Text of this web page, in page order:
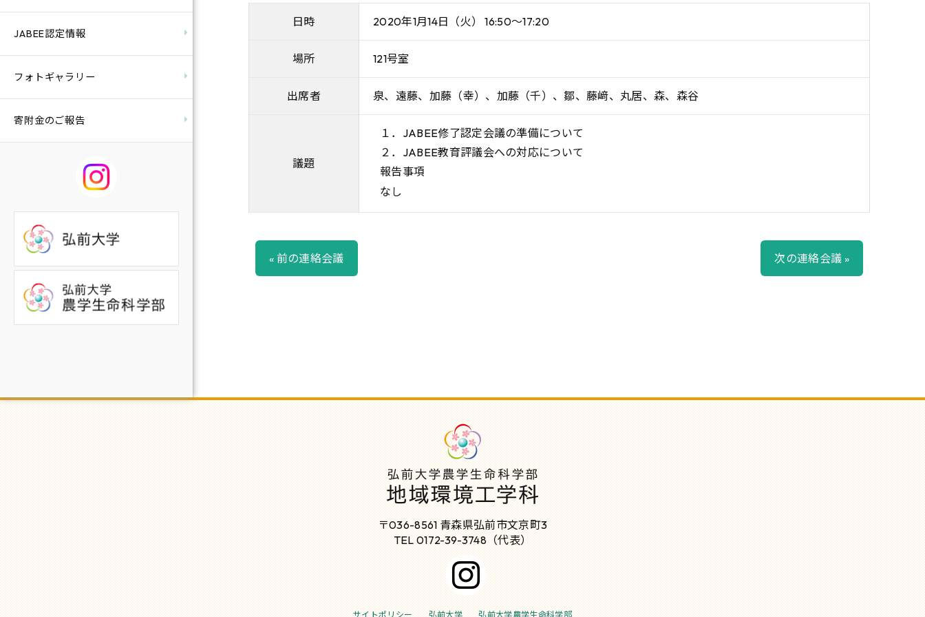
JABEE認定情報
フォトギャラリー
寄附金のご報告
日時 2020年1月14日（火） 16:50～17:20
場所 121号室
出席者 泉、遠藤、加藤（幸）、加藤（千）、鄒、藤﨑、丸居、森、森谷
議題
１．JABEE修了認定会議の準備について
２．JABEE教育評議会への対応について
報告事項
なし
« 前の連絡会議 次の連絡会議 »
〒036-8561 青森県弘前市文京町3
TEL 0172-39-3748（代表）
サイトポリシー 弘前大学 弘前大学農学生命科学部